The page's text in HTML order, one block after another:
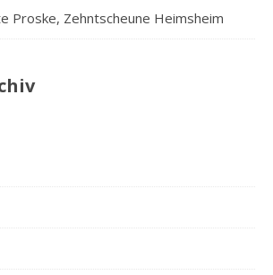
Proske, Zehntscheune Heimsheim